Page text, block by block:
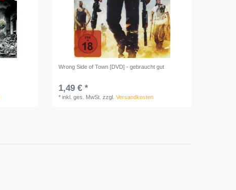
Wrong Side of Town [DVD] - gebraucht gut
1,49 € *
*inkl. ges. MwSt. zzgl.Versandkosten